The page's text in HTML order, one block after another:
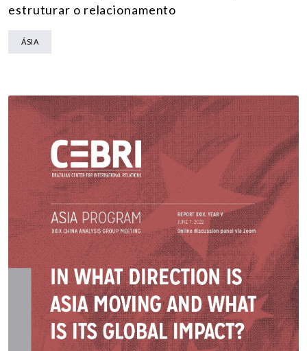
estruturar o relacionamento
ÁSIA